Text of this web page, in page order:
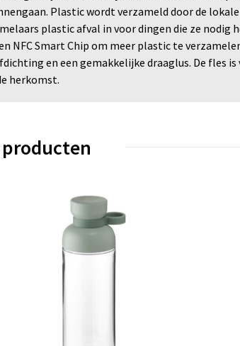
Plastic wordt verzameld door de
plastic afval in voor dingen die ze nodig
NFC Smart Chip om meer plastic te
en een gemakkelijke draaglus. De fles
herkomst.